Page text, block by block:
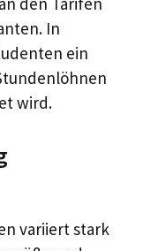
In
ein
wird.
variiert stark